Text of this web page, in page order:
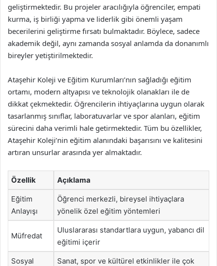
geliştirmektedir. Bu projeler aracılığıyla öğrenciler, empati
kurma, iş birliği yapma ve liderlik gibi önemli yaşam
becerilerini geliştirme fırsatı bulmaktadır. Böylece, sadece
akademik değil, aynı zamanda sosyal anlamda da donanımlı
bireyler yetiştirilmektedir.
Ataşehir Koleji ve Eğitim Kurumları’nın sağladığı eğitim
ortamı, modern altyapısı ve teknolojik olanakları ile de
dikkat çekmektedir. Öğrencilerin ihtiyaçlarına uygun olarak
tasarlanmış sınıflar, laboratuvarlar ve spor alanları, eğitim
sürecini daha verimli hale getirmektedir. Tüm bu özellikler,
Ataşehir Koleji’nin eğitim alanındaki başarısını ve kalitesini
artıran unsurlar arasında yer almaktadır.
Özellik Açıklama
Eğitim
Anlayışı
Öğrenci merkezli, bireysel ihtiyaçlara
yönelik özel eğitim yöntemleri
Müfredat
Uluslararası standartlara uygun, yabancı dil
eğitimi içerir
Sosyal
Sanat, spor ve kültürel etkinlikler ile çok